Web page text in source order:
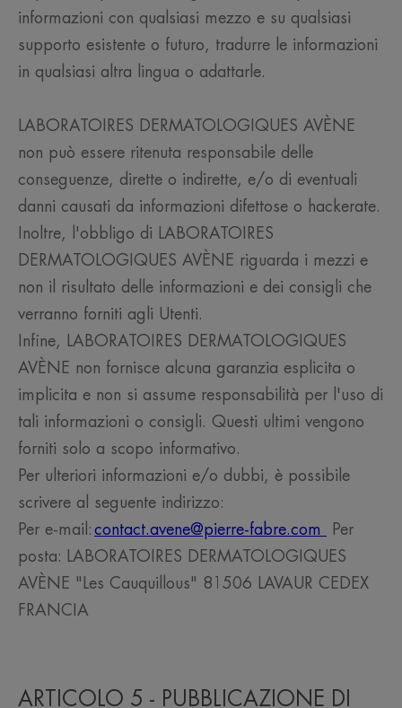
informazioni con qualsiasi mezzo e su qualsiasi
supporto esistente o futuro, tradurre le informazioni
in qualsiasi altra lingua o adattarle.
LABORATOIRES DERMATOLOGIQUES AVÈNE
non può essere ritenuta responsabile delle
conseguenze, dirette o indirette, e/o di eventuali
danni causati da informazioni difettose o hackerate.
Inoltre, l'obbligo di LABORATOIRES
DERMATOLOGIQUES AVÈNE riguarda i mezzi e
non il risultato delle informazioni e dei consigli che
verranno forniti agli Utenti.
Infine, LABORATOIRES DERMATOLOGIQUES
AVÈNE non fornisce alcuna garanzia esplicita o
implicita e non si assume responsabilità per l'uso di
tali informazioni o consigli. Questi ultimi vengono
forniti solo a scopo informativo.
Per ulteriori informazioni e/o dubbi, è possibile
scrivere al seguente indirizzo:
Per e-mail: contact.avene@pierre-fabre.com
Per
posta: LABORATOIRES DERMATOLOGIQUES
AVÈNE "Les Cauquillous" 81506 LAVAUR CEDEX
FRANCIA
ARTICOLO 5 - PUBBLICAZIONE DI